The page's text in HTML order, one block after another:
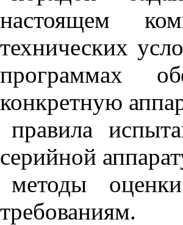
настоящем
технических
программах
конкретную
правила
серийной
методы
требованиям.